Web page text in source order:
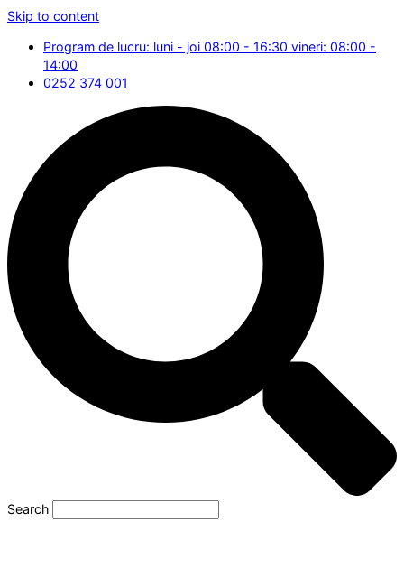
Skip to content
Program de lucru: luni - joi 08:00 - 16:30 vineri: 08:00 -
14:00
0252 374 001
Search